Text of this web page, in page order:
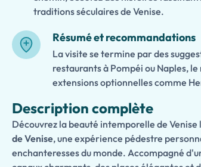
traditions séculaires de Venise.
Résumé et recommandations
La visite se termine par des
restaurants à Pompéi ou Naples,
extensions optionnelles comme
Description complète
Découvrez la beauté intemporelle de Venise
de Venise, une expérience pédestre
enchanteresses du monde. Accompagné